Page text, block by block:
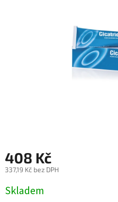
408 Kč
337,19 Kč bez DPH
cena:
Skladem